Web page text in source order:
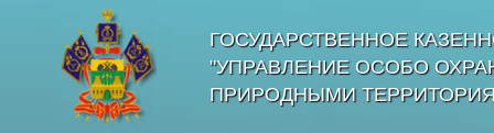
ГОСУДАРСТВЕННОЕ
"УПРАВЛЕНИЕ ОСОБО
ПРИРОДНЫМИ